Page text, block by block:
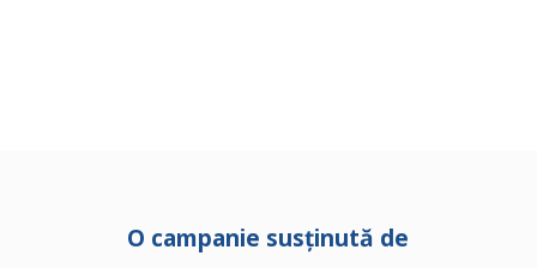
O campanie susținută de